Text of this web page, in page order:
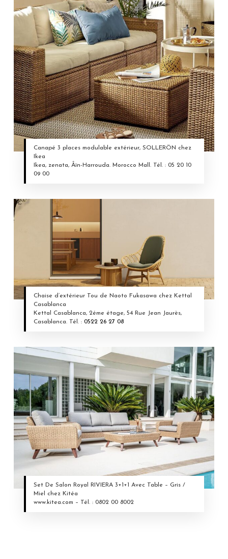
Canapé 3 places modulable extérieur, SOLLERÖN chez
Ikea
Ikea, zenata, Âïn-Harrouda. Morocco Mall. Tél. : 05 20 10
09 00
Chaise d’extérieur Tou de Naoto Fukasawa chez Kettal
Casablanca
Kettal Casablanca, 2éme étage, 54 Rue Jean Jaurès,
Casablanca. Tél. : 0522 26 27 08
Set De Salon Royal RIVIERA 3+1+1 Avec Table – Gris /
Miel chez Kitéa
www.kitea.com – Tél. : 0802 00 8002